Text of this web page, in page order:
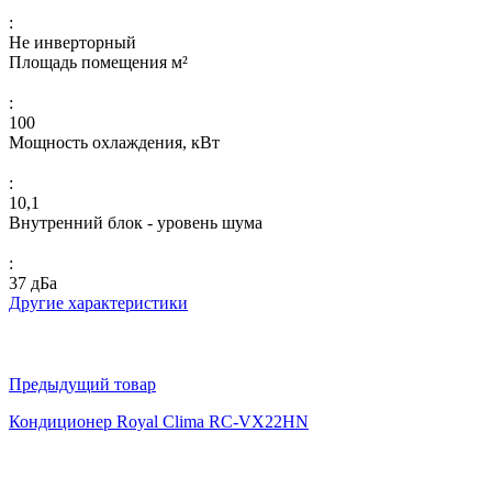
:
Не инверторный
Площадь помещения м²
:
100
Мощность охлаждения, кВт
:
10,1
Внутренний блок - уровень шума
:
37 дБа
Другие характеристики
Предыдущий товар
Кондиционер Royal Clima RC-VX22HN